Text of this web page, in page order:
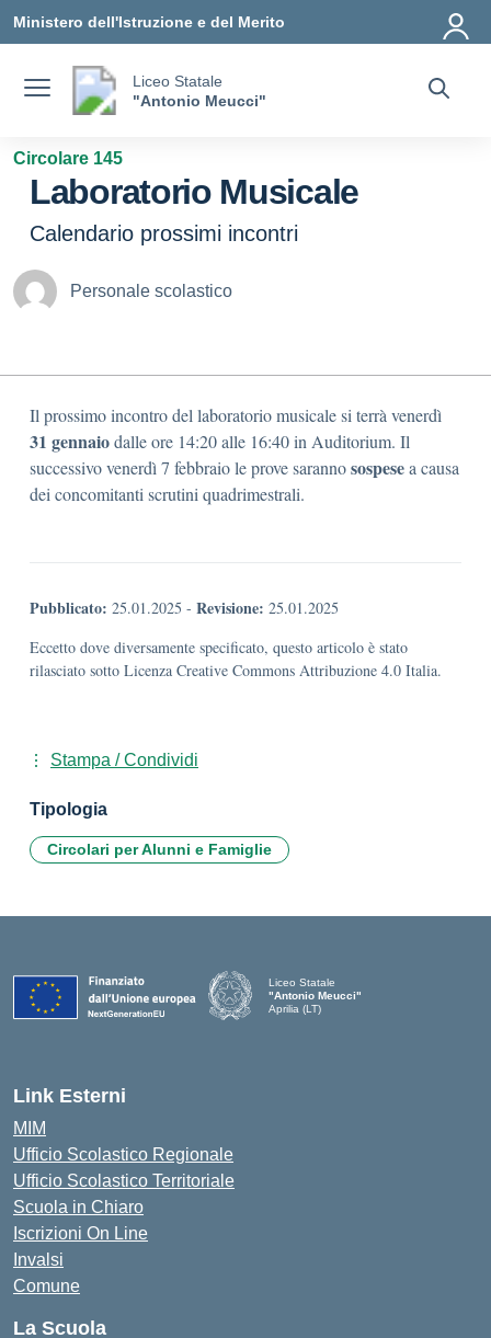
Ministero dell'Istruzione e del Merito
Liceo Statale
"Antonio Meucci"
Circolare 145
Laboratorio Musicale
Calendario prossimi incontri
Personale scolastico
Il prossimo incontro del laboratorio musicale si terrà venerdì
31 gennaiodalle ore 14:20 alle 16:40 in Auditorium. Il
successivo venerdì 7 febbraio le prove sarannosospesea causa
dei concomitanti scrutini quadrimestrali.
Pubblicato: 25.01.2025 - Revisione: 25.01.2025
Eccetto dove diversamente specificato, questo articolo è stato
rilasciato sotto Licenza Creative Commons Attribuzione 4.0 Italia.
Stampa / Condividi
Tipologia
Circolari per Alunni e Famiglie
Liceo Statale
"Antonio Meucci"
Aprilia (LT)
Link Esterni
MIM
Ufficio Scolastico Regionale
Ufficio Scolastico Territoriale
Scuola in Chiaro
Iscrizioni On Line
Invalsi
Comune
La Scuola